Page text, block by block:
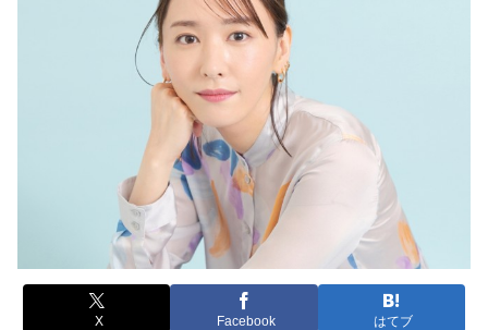
X Facebook はてブ